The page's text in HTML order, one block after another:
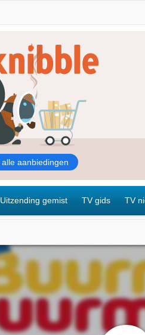
Uitzending gemist TV gids TV